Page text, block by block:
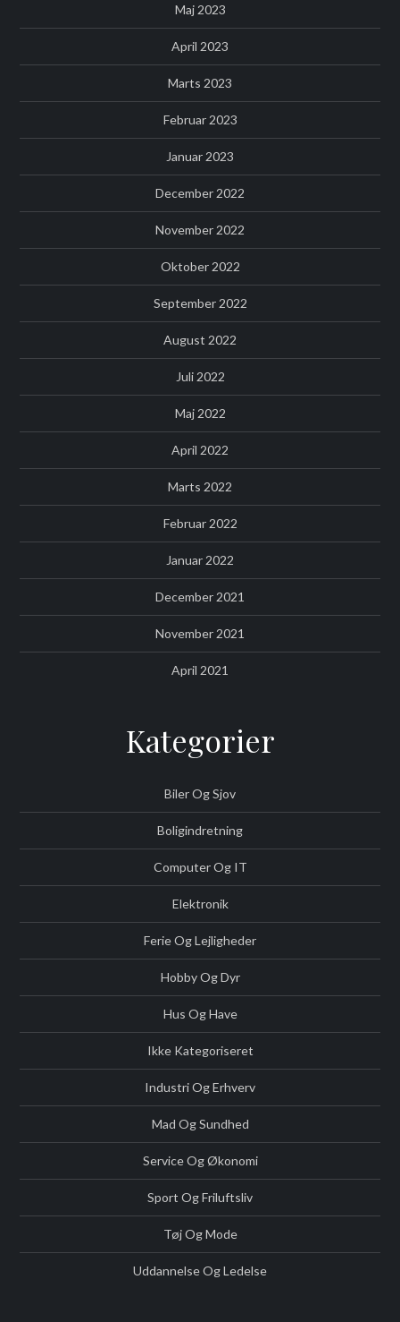
Maj 2023
April 2023
Marts 2023
Februar 2023
Januar 2023
December 2022
November 2022
Oktober 2022
September 2022
August 2022
Juli 2022
Maj 2022
April 2022
Marts 2022
Februar 2022
Januar 2022
December 2021
November 2021
April 2021
Kategorier
Biler Og Sjov
Boligindretning
Computer Og IT
Elektronik
Ferie Og Lejligheder
Hobby Og Dyr
Hus Og Have
Ikke Kategoriseret
Industri Og Erhverv
Mad Og Sundhed
Service Og Økonomi
Sport Og Friluftsliv
Tøj Og Mode
Uddannelse Og Ledelse